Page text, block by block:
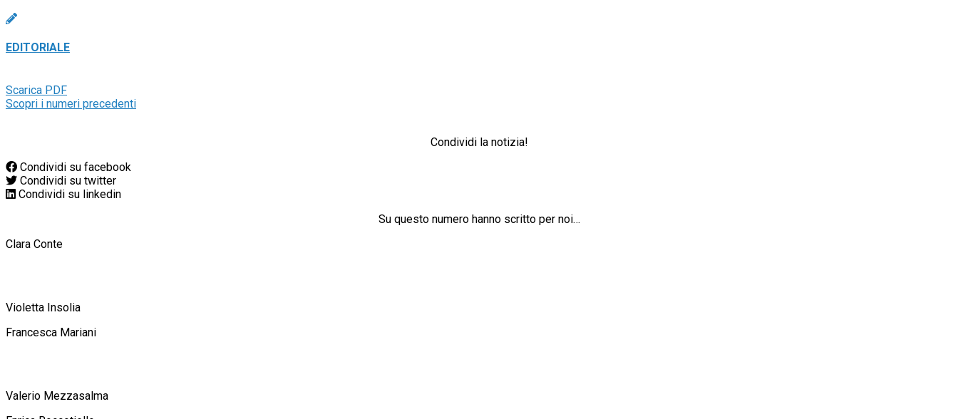
EDITORIALE
Scarica PDF
Scopri i numeri precedenti
Condividi la notizia!
Condividi su facebook
Condividi su twitter
Condividi su linkedin
Su questo numero hanno scritto per noi…
Clara Conte
Violetta Insolia
Francesca Mariani
Valerio Mezzasalma